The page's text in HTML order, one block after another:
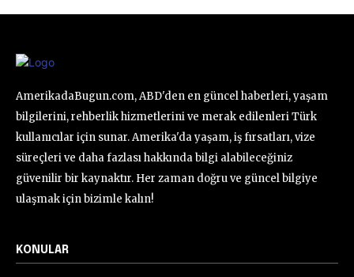
AmerikadaBugun.com, ABD'den en güncel haberleri, yaşam
bilgilerini, rehberlik hizmetlerini ve merak edilenleri Türk
kullanıcılar için sunar. Amerika'da yaşam, iş fırsatları, vize
süreçleri ve daha fazlası hakkında bilgi alabileceğiniz
güvenilir bir kaynaktır. Her zaman doğru ve güncel bilgiye
ulaşmak için bizimle kalın!
KONULAR